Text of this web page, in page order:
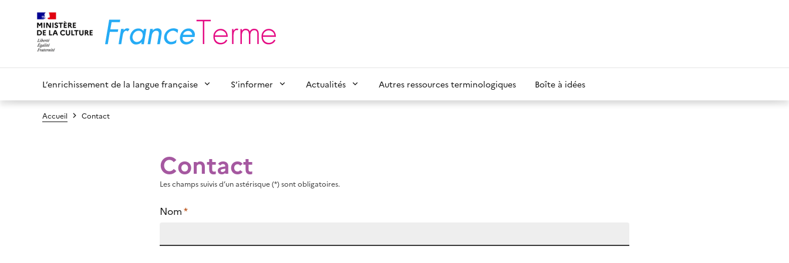
L’enrichissement de la langue française S’informer Actualités Autres ressources terminologiques Boîte à idées
Accueil Contact
Contact
Les champs suivis d’un astérisque (*) sont obligatoires.
Nom*